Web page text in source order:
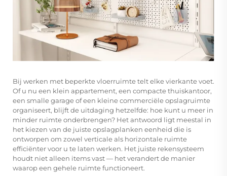
Bij werken met beperkte vloerruimte telt elke vierkante voet.
Of u nu een klein appartement, een compacte thuiskantoor,
een smalle garage of een kleine commerciële opslagruimte
organiseert, blijft de uitdaging hetzelfde: hoe kunt u meer in
minder ruimte onderbrengen? Het antwoord ligt meestal in
het kiezen van de juisteopslagplanken eenheid die is
ontworpen om zowel verticale als horizontale ruimte
efficiënter voor u te laten werken. Het juiste rekensysteem
houdt niet alleen items vast — het verandert de manier
waarop een gehele ruimte functioneert.